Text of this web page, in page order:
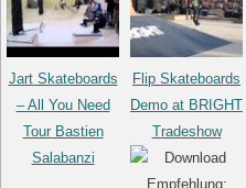
Jart Skateboards
– All You Need
Tour Bastien
Salabanzi
Flip Skateboards
Demo at BRIGHT
Tradeshow